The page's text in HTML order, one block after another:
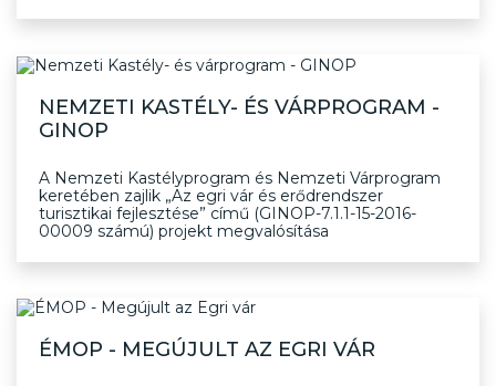
NEMZETI KASTÉLY- ÉS VÁRPROGRAM -
GINOP
A Nemzeti Kastélyprogram és Nemzeti Várprogram
keretében zajlik „Az egri vár és erődrendszer
turisztikai fejlesztése” című (GINOP-7.1.1-15-2016-
00009 számú) projekt megvalósítása
ÉMOP - MEGÚJULT AZ EGRI VÁR